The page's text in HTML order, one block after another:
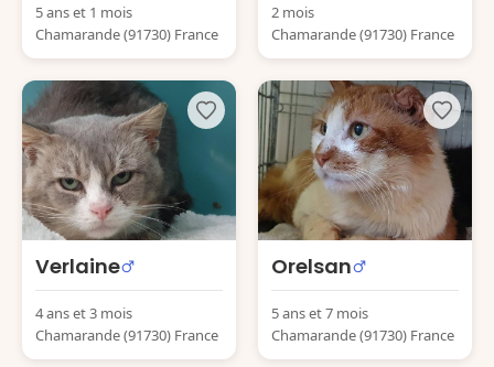
5 ans et 1 mois
Chamarande (91730) France
2 mois
Chamarande (91730) France
Verlaine
4 ans et 3 mois
Chamarande (91730) France
Orelsan
5 ans et 7 mois
Chamarande (91730) France